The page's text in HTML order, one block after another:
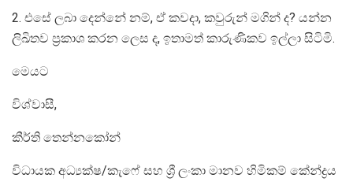
2. එසේ ලබා දෙන්නේ නම්, ඒ කවදා, කවුරුන් මගින් ද? යන්න
ලිඛිතව ප්‍ර‍කාශ කරන ලෙස ද, ඉතාමත් කාරුණිකව ඉල්ලා සිටිමි.
මෙයට
විශ්වාසී,
කීර්ති තෙන්නකෝන්
විධායක අධ්‍යක්ෂ/කැෆේ සහ ශ්‍රී ලංකා මානව හිමිකම් කේන්ද්‍ර‍ය